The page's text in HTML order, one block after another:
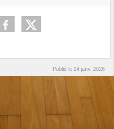
Publié le 24 janv. 2026